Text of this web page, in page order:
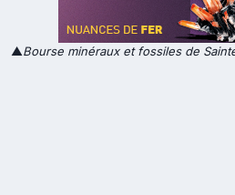
▲Bourse minéraux et fossiles de